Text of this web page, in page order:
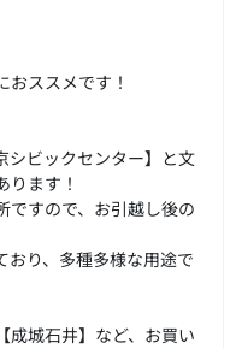
ススメです！
シビックセンター】と文
ます！
ですので、お引越し後の
おり、多種多様な用途で
成城石井】など、お買い